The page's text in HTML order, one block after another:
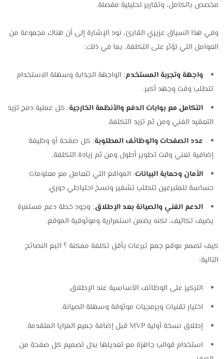
مخصص بالكامل، وتقارير تحليلية مفصلة.
وفي هذا السياق عزيزي القارئ، نود الإشارة إلى أن هناك مجموعة من
العوامل التي تؤثر على التكلفة، بما في ذلك:
واجهة وتجربة المستخدم: الواجهة الجذابة وسهلة الاستخدام
تتطلب وقت وجهد أكبر.
التكامل مع بوابات الدفع والأنظمة الخارجية: كل عملية دمج تزيد
التعقيد الفني ومن ثم تزيد التكلفة.
عدد الصفحات والوظائف المطلوبة: كل صفحة أو وظيفة
إضافية تعني وقت تطوير أطول ومن ثم زيادة التكلفة.
الأمان وحماية البيانات: المواقع التي تتعامل مع معلومات
حساسة للمتبرعين تتطلب تشفير ونسخ احتياطي دوري.
الدعم الفني والصيانة بعد الإطلاق: وجود خطة دعم مستمرة
يضيف تكاليف، لكنه يضمن استمرارية وموثوقية الموقع.
كيف تصمم موقع جمع تبرعات بأقل تكلفة ممكنة ؟ اتبع النصائح
التالية:
التركيز على الوظائف الأساسية عند الإطلاق.
اختيار تقنيات وبرمجيات موثوقة وسهلة الصيانة.
إطلاق نسخة أولية MVP قبل إضافة جميع المزايا المتقدمة.
استخدام قوالب جاهزة مع تعديلها بدل تصميم كل صفحة من